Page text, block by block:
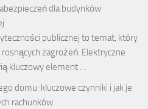
dla budynków
publicznej to temat, który
zagrożeń. Elektryczne
kluczowy element …
domu: kluczowe czynniki i jak je
rachunków